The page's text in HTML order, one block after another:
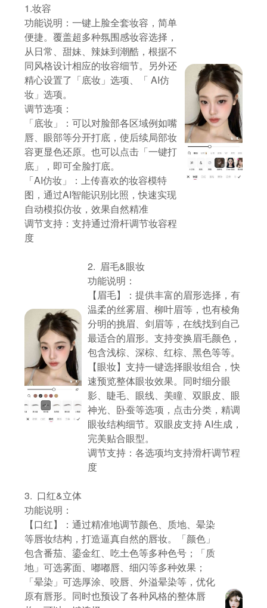
1.妆容
功能说明：一键上脸全套妆容，简单
便捷。覆盖超多种氛围感妆容选择，
从日常、甜妹、辣妹到潮酷，根据不
同风格设计相应的妆容细节。另外还
精心设置了「底妆」选项、「 AI仿
妆」选项。
调节选项：
「底妆」：可以对脸部各区域例如嘴
唇、眼部等分开打底，使后续局部妆
容更显色还原。也可以点击「一键打
底」，即可全脸打底。
「AI仿妆」：上传喜欢的妆容模特
图，通过AI智能识别比照，快速实现
自动模拟仿妆，效果自然精准
调节支持：支持通过滑杆调节妆容程
度
2. 眉毛&眼妆
功能说明：
【眉毛】：提供丰富的眉形选择，有
温柔的丝雾眉、柳叶眉等，也有棱角
分明的挑眉、剑眉等，在线找到自己
最适合的眉形。支持变换眉毛颜色，
包含浅棕、深棕、红棕、黑色等等。
【眼妆】支持一键选择眼妆组合，快
速预览整体眼妆效果。同时细分眼
影、睫毛、眼线、美瞳、双眼皮、眼
神光、卧蚕等选项，点击分类，精调
眼妆结构细节。双眼皮支持 AI生成，
完美贴合眼型。
调节支持：各选项均支持滑杆调节程
度
3. 口红&立体
功能说明：
【口红】：通过精准地调节颜色、质地、晕染
等唇妆结构，打造逼真自然的唇妆。「颜色」
包含番茄、鎏金红、吃土色等多种色号；「质
地」可选雾面、嘟嘟唇、细闪等多种效果；
「晕染」可选厚涂、咬唇、外溢晕染等，优化
原有唇形。同时也预设了各种风格的整体唇